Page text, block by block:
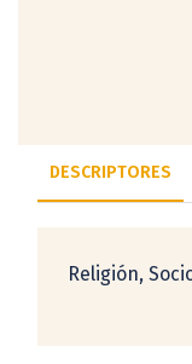
DESCRIPTORES
Religión,